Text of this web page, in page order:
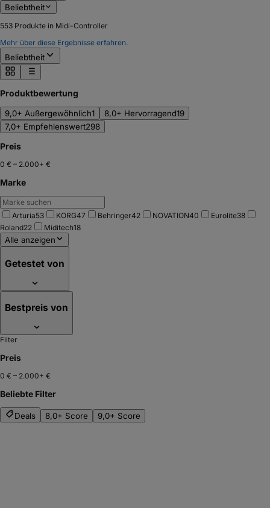
Beliebtheit
553 Produkte in Midi-Controller
Mehr über diese Ergebnisse erfahren.
Beliebtheit
Produktbewertung
9,0+ Außergewöhnlich1 8,0+ Hervorragend19
7,0+ Empfehlenswert298
Preis
0 € – 2.000+ €
Marke
Arturia53 KORG47 Behringer42 NOVATION40 Eurolite38
Roland22 Miditech18
Alle anzeigen
Getestet von
Bestpreis von
Filter
Preis
0 € – 2.000+ €
Beliebte Filter
Deals 8,0+ Score 9,0+ Score